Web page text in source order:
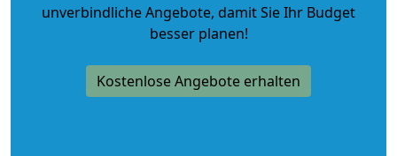
unverbindliche Angebote, damit Sie Ihr Budget
besser planen!
Kostenlose Angebote erhalten